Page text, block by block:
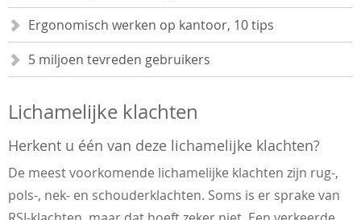
Ergonomisch werken op kantoor, 10 tips
5 miljoen tevreden gebruikers
Lichamelijke klachten
Herkent u één van deze lichamelijke klachten?
De meest voorkomende lichamelijke klachten zijn rug-,
pols-, nek- en schouderklachten. Soms is er sprake van